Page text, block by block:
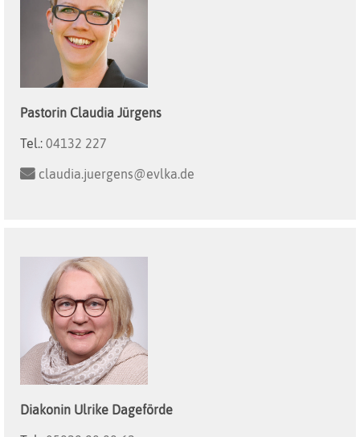
Pastorin Claudia Jürgens
Tel.: 04132 227
claudia.juergens@evlka.de
Diakonin Ulrike Dageförde